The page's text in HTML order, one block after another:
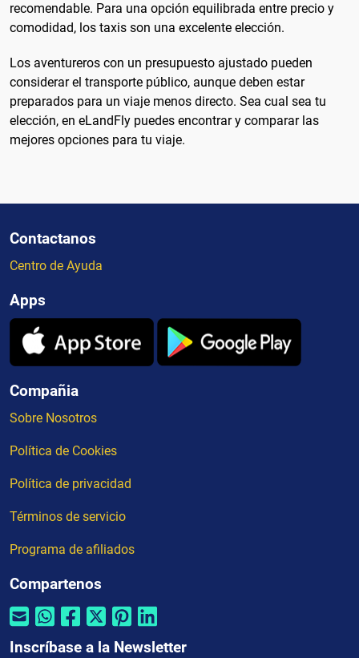
recomendable. Para una opción equilibrada entre precio y
comodidad, los taxis son una excelente elección.
Los aventureros con un presupuesto ajustado pueden
considerar el transporte público, aunque deben estar
preparados para un viaje menos directo. Sea cual sea tu
elección, en eLandFly puedes encontrar y comparar las
mejores opciones para tu viaje.
Contactanos
Centro de Ayuda
Apps
Compañia
Sobre Nosotros
Política de Cookies
Política de privacidad
Términos de servicio
Programa de afiliados
Compartenos
Inscríbase a la Newsletter